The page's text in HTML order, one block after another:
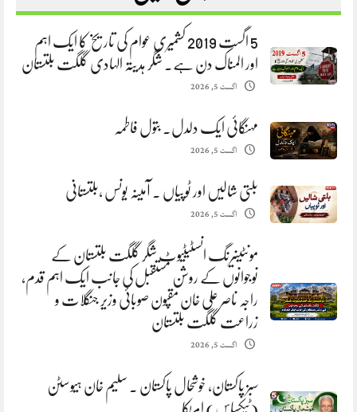
5 اگست 2019 کشمیری عوام کی تاریخ کا ایک اہم
اور المناک دن ہے. شگر ہدیتہ الہادی گلگت بلتستان
اگست 5, 2026
مہنگائی ایک دلدل. بتول فاطمہ
اگست 5, 2026
بلتی شالیں اور ٹوپیاں . آمینہ یونس ،بلتستانی
اگست 5, 2026
مونٹینیرنگ انسٹیٹیوٹ شگر گلگت بلتستان کے
نوجوانوں کے روشن مستقبل کی جانب ایک اہم قدم،
راجہ ناصر علی خان مقپون صوبائی وزیر جنگلات و
زراعت گلگت بلتستان
اگست 5, 2026
سبز پاکستان، خوشحال پاکستان . سلیم خان ہیوسٹن
(ٹیکساس) امریکا